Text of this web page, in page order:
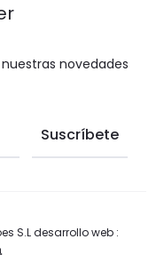
novedades
S.L desarrollo web :